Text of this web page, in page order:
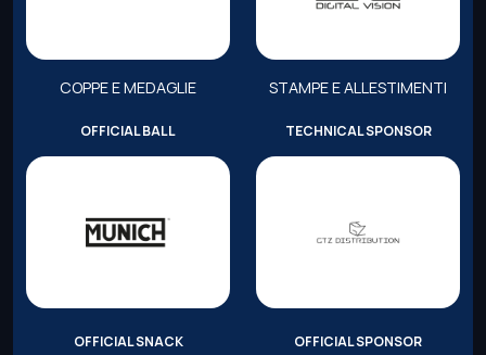
COPPE E MEDAGLIE STAMPE E ALLESTIMENTI
OFFICIAL BALL TECHNICAL SPONSOR
OFFICIAL SNACK OFFICIAL SPONSOR